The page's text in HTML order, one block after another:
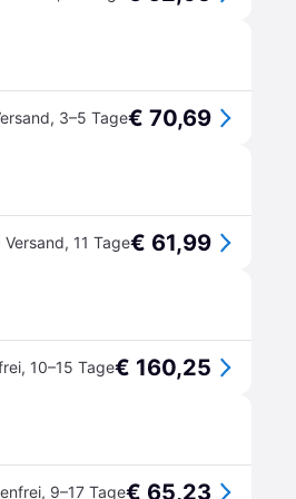
, 3–5 Tage€ 70,69
, 11 Tage€ 61,99
, 10–15 Tage€ 160,25
, 9–17 Tage€ 65,23